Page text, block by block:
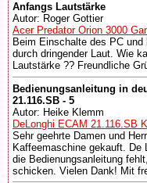
Anfangs Lautstärke
Autor: Roger Gottier
Acer Predator Orion 3000
Beim Einschalte des PC
durch dringender Laut. Wie
Lautstärke ?? Freundliche
Bedienungsanleitung in
21.116.SB - 5
Autor: Heike Klemm
DeLonghi ECAM 21.116.SB
Sehr geehrte Damen und
Kaffeemaschine gekauft. De
die Bedienungsanleitung
schicken. Vielen Dank! Mit